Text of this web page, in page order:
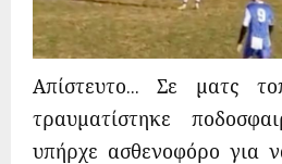
Απίστευτο... Σε ματς
τραυματίστηκε
υπήρχε ασθενοφόρο για